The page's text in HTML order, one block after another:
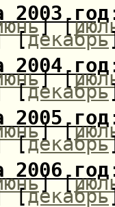
2003 год
] [
[декабрь
2004 год
] [
[декабрь
2005 год
] [
[декабрь
2006 год
] [
[декабрь